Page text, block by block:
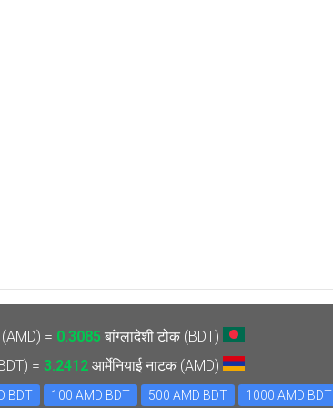
(AMD) = 0.3085 बांग्लादेशी टोक (BDT)
= 3.2412आर्मेनियाई नाटक (AMD)
BDT 100 AMD BDT 500 AMD BDT 1000 AMD BDT